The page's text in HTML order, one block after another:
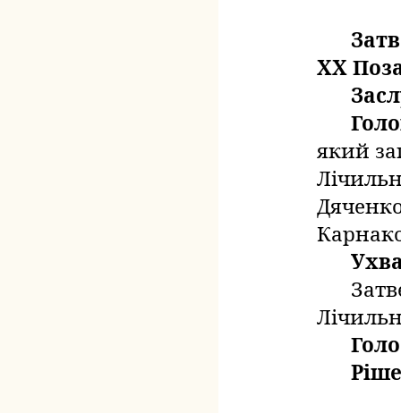
ХХ
який